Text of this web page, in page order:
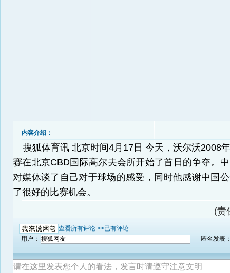
内容介绍：
搜狐体育讯 北京时间4月17日 今天，沃尔沃2008
赛在北京CBD国际高尔夫会所开始了首日的争夺。
对媒体谈了自己对于球场的感受，同时他感谢中国
了很好的比赛机会。
(责
查看所有评论 >>已有评论
用户：
匿名发表